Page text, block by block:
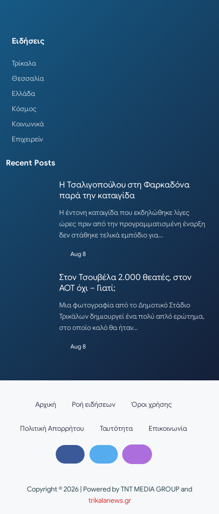
Ειδήσεις
Τρίκαλα
Θεσσαλία
Ελλάδα
Κόσμος
Κοινωνικά
Επιχειρείν
Recent Posts
Η Τσαλιγοπούλου στη Φαρκαδόνα
παρά την καταιγίδα
Η έντονη καταιγίδα που εκδηλώθηκε λίγες
ώρες πριν από την προγραμματισμένη έναρξη
δεν στάθηκε τελικά εμπόδιο για…
Aug 8
Στον Τσουβέλα 2.000 θεατές, στον
ΑΟΤ όχι – Γιατί;
Μια φωτογραφία από το Δημοτικό Στάδιο
Τρικάλων δημιουργεί ένα πολύ απλό ερώτημα,
στο οποίο καλό θα ήταν…
Aug 8
Copyright © 2026 | Powered by TNT MEDIA GROUP and
trikalanews.gr
Αρχική Ροή ειδήσεων Όροι χρήσης
Πολιτική Απορρήτου Ταυτότητα Επικοινωνία